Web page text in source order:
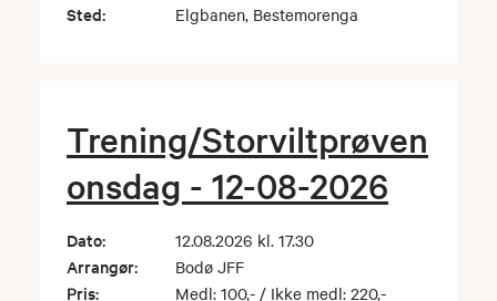
Sted: Elgbanen, Bestemorenga
Trening/Storviltprøven
onsdag - 12-08-2026
Dato: 12.08.2026 kl. 17.30
Arrangør: Bodø JFF
Pris: Medl: 100,- / Ikke medl: 220,-